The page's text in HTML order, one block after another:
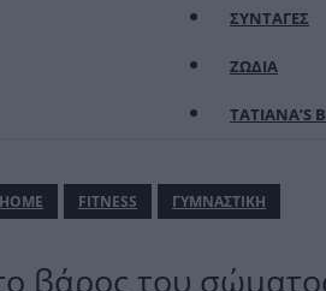
ΣΥΝΤΑΓΕΣ
ΖΩΔΙΑ
TATIANA’S
ΗΟΜΕ FITNESS ΓΥΜΝΑΣΤΙΚΗ
βάρος του